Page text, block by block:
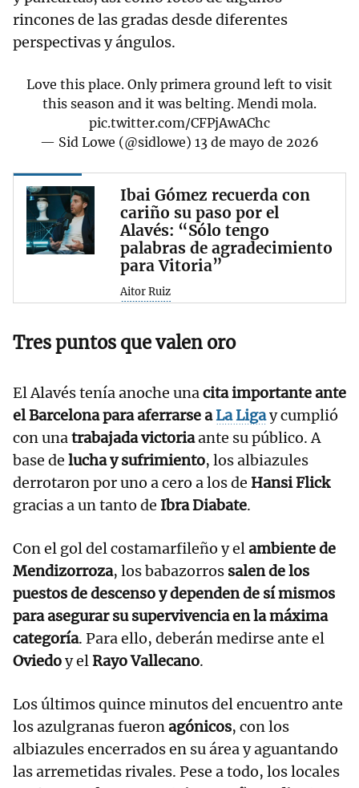
rincones de las gradas desde diferentes
perspectivas y ángulos.
Love this place. Only primera ground left to visit
this season and it was belting. Mendi mola.
pic.twitter.com/CFPjAwAChc
— Sid Lowe (@sidlowe) 13 de mayo de 2026
Ibai Gómez recuerda con
cariño su paso por el
Alavés: “Sólo tengo
palabras de agradecimiento
para Vitoria”
Aitor Ruiz
Tres puntos que valen oro
El Alavés tenía anoche unacita importante ante
el Barcelona para aferrarse aLa Ligay cumplió
con unatrabajada victoriaante su público. A
base de lucha y sufrimiento, los albiazules
derrotaron por uno a cero a los de Hansi Flick
gracias a un tanto de Ibra Diabate.
Con el gol del costamarfileño y elambiente de
Mendizorroza, los babazorros salen de los
puestos de descenso y dependen de sí mismos
para asegurar su supervivencia en la máxima
categoría. Para ello, deberán medirse ante el
Oviedoy elRayo Vallecano.
Los últimos quince minutos del encuentro ante
los azulgranas fueronagónicos, con los
albiazules encerrados en su área y aguantando
las arremetidas rivales. Pese a todo, los locales